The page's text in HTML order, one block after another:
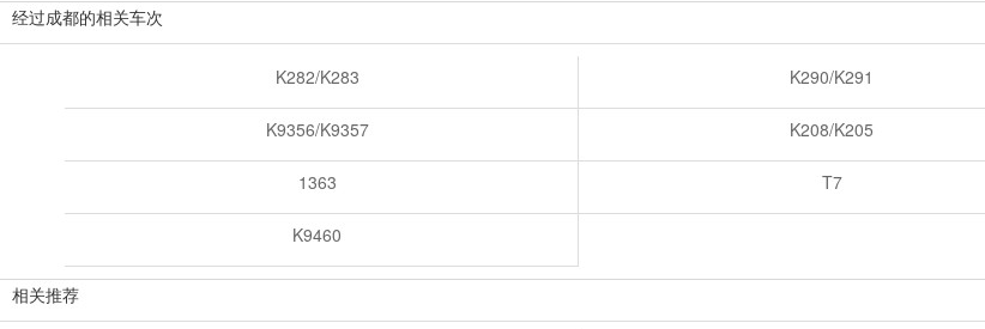
经过成都的相关车次
K282/K283 K290/K291
K9356/K9357 K208/K205
1363 T7
K9460
相关推荐